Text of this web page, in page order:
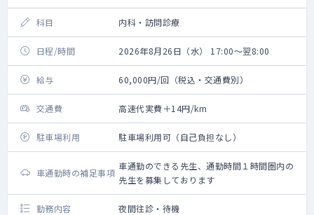
科目 内科・訪問診療
日程/時間 2026年8月26日（水） 17:00～翌8:00
給与 60,000円/回（税込・交通費別）
交通費 高速代実費＋14円/km
駐車場利用 駐車場利用可（自己負担なし）
車通勤時の補足事項
車通勤のできる先生、通勤時間１時間圏内の
先生を募集しております
勤務内容 夜間往診・待機